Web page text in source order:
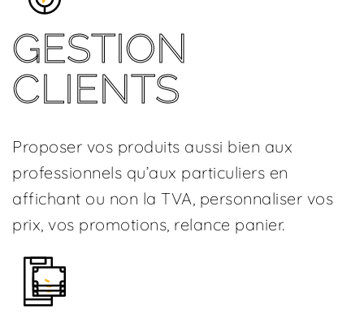
GESTION
CLIENTS
Proposer vos produits aussi bien aux
professionnels qu’aux particuliers en
affichant ou non la TVA, personnaliser vos
prix, vos promotions, relance panier.